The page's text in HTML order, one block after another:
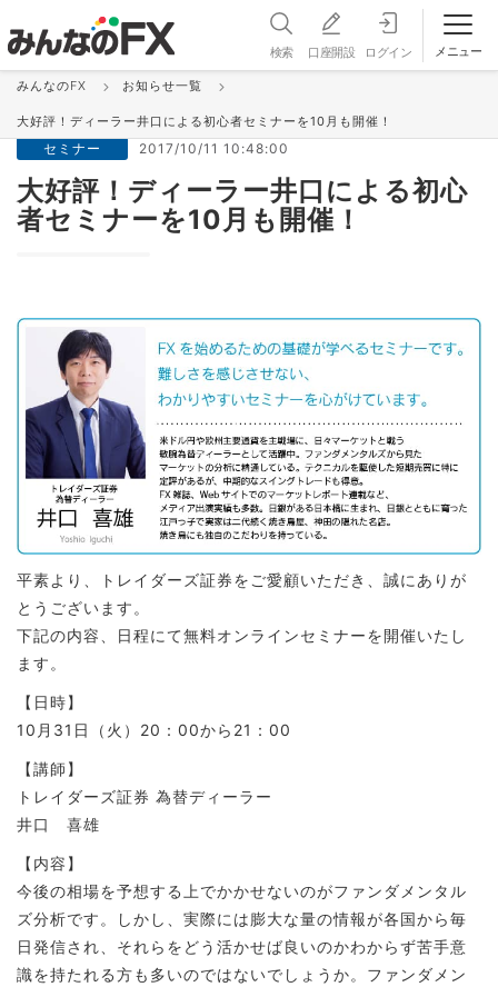
検索 口座開設 ログイン メニュー
お知らせ＆更新情報 一覧
みんなのFX お知らせ一覧
大好評！ディーラー井口による初心者セミナーを10月も開催！
セミナー 2017/10/11 10:48:00
大好評！ディーラー井口による初心
者セミナーを10月も開催！
平素より、トレイダーズ証券をご愛顧いただき、誠にありが
とうございます。
下記の内容、日程にて無料オンラインセミナーを開催いたし
ます。
【日時】
10月31日（火）20：00から21：00
【講師】
トレイダーズ証券 為替ディーラー
井口 喜雄
【内容】
今後の相場を予想する上でかかせないのがファンダメンタル
ズ分析です。しかし、実際には膨大な量の情報が各国から毎
日発信され、それらをどう活かせば良いのかわからず苦手意
識を持たれる方も多いのではないでしょうか。ファンダメン